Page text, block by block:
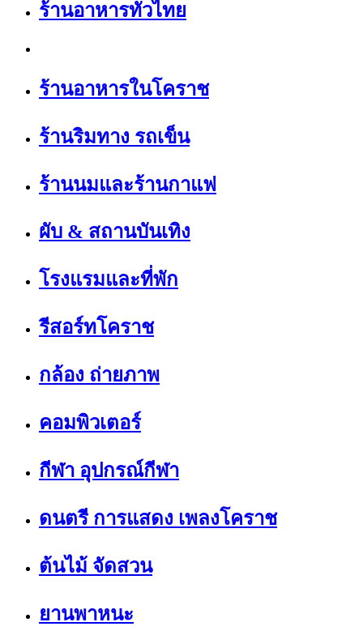
ร้านอาหารทั่วไทย
ร้านอาหารในโคราช
ร้านริมทาง รถเข็น
ร้านนมและร้านกาแฟ
ผับ & สถานบันเทิง
โรงแรมและที่พัก
รีสอร์ทโคราช
กล้อง ถ่ายภาพ
คอมพิวเตอร์
กีฬา อุปกรณ์กีฬา
ดนตรี การแสดง เพลงโคราช
ต้นไม้ จัดสวน
ยานพาหนะ